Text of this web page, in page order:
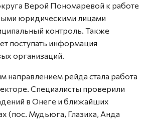
Верой Пономаревой к работе
юридическими лицами
контроль. Также
поступать информация
организаций.
рейда стала работа
Специалисты проверили
в Онеге и ближайших
(пос. Мудьюга, Глазиха, Анда